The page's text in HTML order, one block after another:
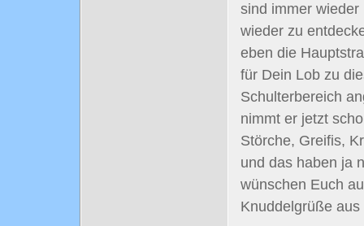
sind immer
wieder zu
eben die
für Dein Lob zu
Schulterbereich
nimmt er jetzt
Störche, Greifis,
und das haben ja
wünschen Euch
Knuddelgrüße